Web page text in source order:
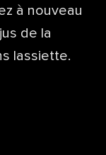
à nouveau
de la
lassiette.